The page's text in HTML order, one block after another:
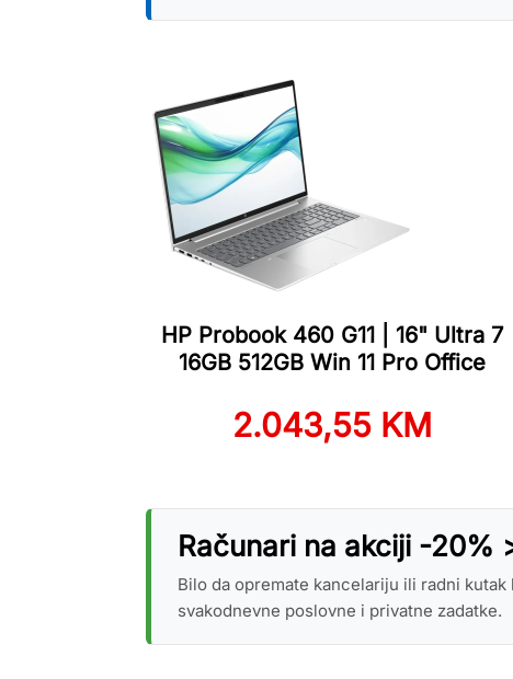
HP Probook 460 G11 | 16" Ultra 7
16GB 512GB Win 11 Pro Office
2.043,55 KM
Računari na akciji -20%
Bilo da opremate kancelariju ili radni
svakodnevne poslovne i privatne zadatke.